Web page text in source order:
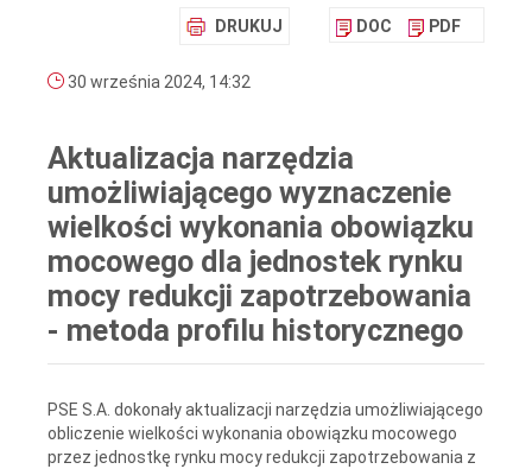
DRUKUJ DOC PDF
30 września 2024, 14:32
Aktualizacja narzędzia
umożliwiającego wyznaczenie
wielkości wykonania obowiązku
mocowego dla jednostek rynku
mocy redukcji zapotrzebowania
- metoda profilu historycznego
PSE S.A. dokonały aktualizacji narzędzia umożliwiającego
obliczenie wielkości wykonania obowiązku mocowego
przez jednostkę rynku mocy redukcji zapotrzebowania z